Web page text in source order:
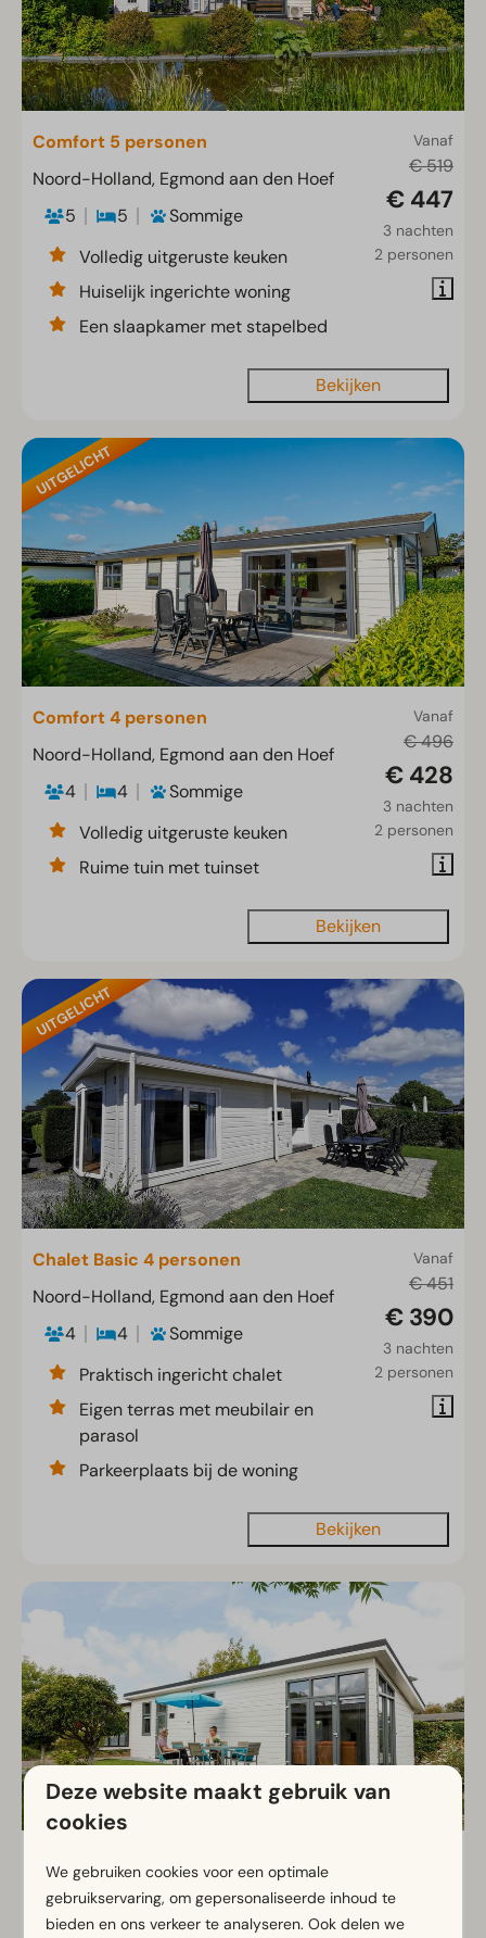
Vanaf
€ 519
€ 447
3 nachten
2 personen
Comfort 5 personen
Noord-Holland, Egmond aan den Hoef
5
5
Sommige
Volledig uitgeruste keuken
Huiselijk ingerichte woning
Een slaapkamer met stapelbed
Bekijken
UITGELICHT
Vanaf
€ 496
€ 428
3 nachten
2 personen
Comfort 4 personen
Noord-Holland, Egmond aan den Hoef
4
4
Sommige
Volledig uitgeruste keuken
Ruime tuin met tuinset
Bekijken
UITGELICHT
Vanaf
€ 451
€ 390
3 nachten
2 personen
Chalet Basic 4 personen
Noord-Holland, Egmond aan den Hoef
4
4
Sommige
Praktisch ingericht chalet
Eigen terras met meubilair en
parasol
Parkeerplaats bij de woning
Bekijken
€ 467
Comfort 6 personen
Noord-Holland, Egmond aan den Hoef
Deze website maakt gebruik van
cookies
We gebruiken cookies voor een optimale
gebruikservaring, om gepersonaliseerde inhoud te
bieden en ons verkeer te analyseren. Ook delen we